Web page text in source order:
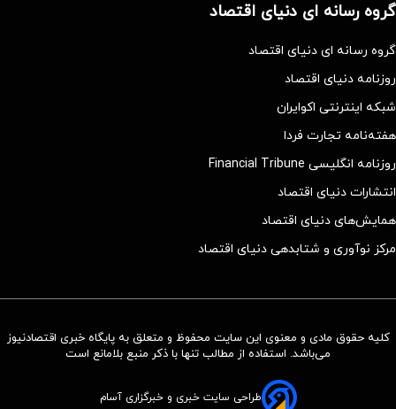
گروه رسانه ای دنیای اقتصاد
گروه رسانه ای دنیای اقتصاد
روزنامه دنیای اقتصاد
شبکه اینترنتی اکوایران
هفته‌نامه تجارت فردا
روزنامه انگلیسی Financial Tribune
انتشارات دنیای اقتصاد
همایش‌های دنیای اقتصاد
مرکز نوآوری و شتابدهی دنیای اقتصاد
کلیه حقوق مادی و معنوی این سایت محفوظ و متعلق به پایگاه خبری اقتصادنیوز
می‌باشد. استفاده از مطالب تنها با ذکر منبع بلامانع است
طراحی سایت خبری و خبرگزاری آسام